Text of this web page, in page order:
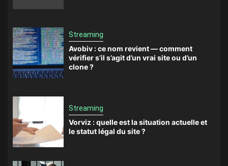
Streaming
Avobiv : ce nom revient — comment
vérifier s’il s’agit d’un vrai site ou d’un
clone ?
Streaming
Vorviz : quelle est la situation actuelle et
le statut légal du site ?